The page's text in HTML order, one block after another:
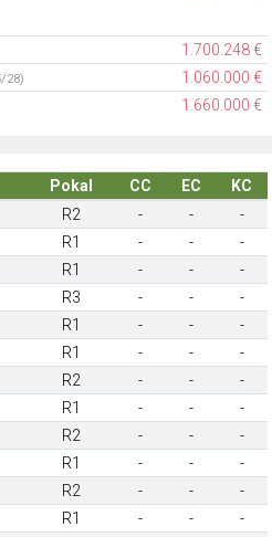
1.700.248 €
28)
1.060.000 €
1.660.000 €
Pokal CC EC
KC
R2 - -
-
R1 - -
-
R1 - -
-
R3 - -
-
R1 - -
-
R1 - -
-
R2 - -
-
R1 - -
-
R2 - -
-
R1 - -
-
R2 - -
-
R1 - -
-